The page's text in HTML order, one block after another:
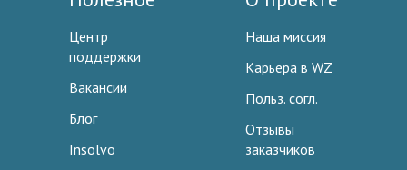
Центр
поддержки
Вакансии
Блог
Insolvo
Наша миссия
Карьера в WZ
Польз. согл.
Отзывы
заказчиков